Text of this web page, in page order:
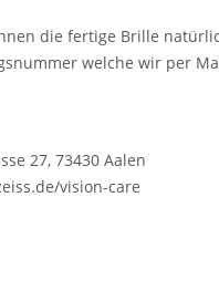
die fertige Brille
welche wir per
27, 73430 Aalen
vision-care